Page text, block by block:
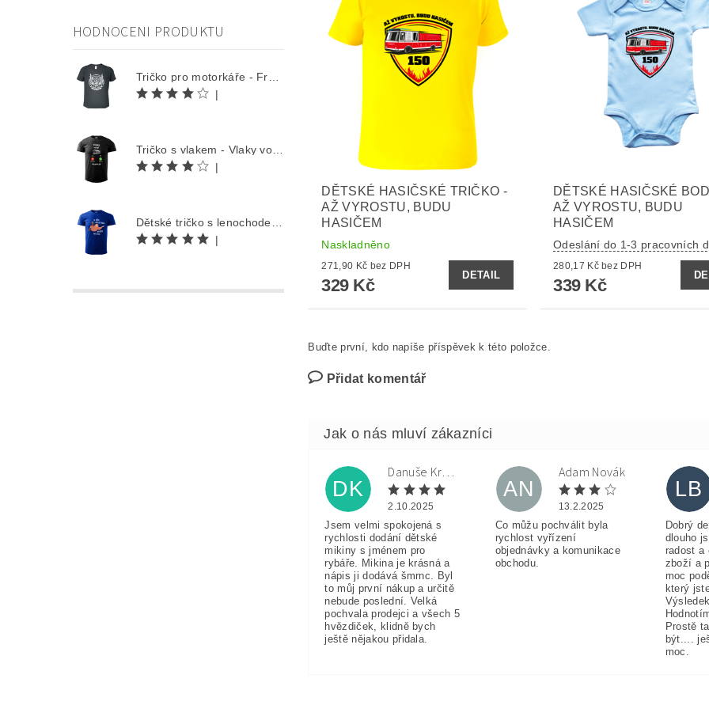
HODNOCENI PRODUKTU
|
|
|
DĚTSKÉ HASIČSKÉ TRIČKO -
AŽ VYROSTU, BUDU
HASIČEM
Naskladněno
271,90 Kč bez DPH
329 Kč
DETAIL
DĚTSKÉ HASIČSKÉ
AŽ VYROSTU, BUDU
HASIČEM
Odeslání do 1-3 pracovních
280,17 Kč bez DPH
339 Kč
Buďte první, kdo napíše příspěvek k této položce.
Přidat komentář
DK
Danuše Krulová
2.10.2025
Jsem velmi spokojená s
rychlosti dodání dětské
mikiny s jménem pro
rybáře. Mikina je krásná a
nápis ji dodává šmrnc. Byl
to můj první nákup a určitě
nebude poslední. Velká
pochvala prodejci a všech 5
hvězdiček, klidně bych
ještě nějakou přidala.
AN
Adam Novák
13.2.2025
Co můžu pochválit byla
rychlost vyřízení
objednávky a komunikace
obchodu.
LB
Dobrý
dlouho
radost a
zboží a
moc
který
Prostě
být....
moc.